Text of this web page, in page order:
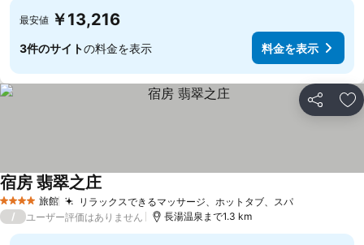
最安値 ￥13,216
3件のサイトの料金を表示 料金を表示
シェア お
4 ホテルのランク
旅館 リラックスできるマッサージ、ホットタブ、スパ料金を表示
宿房 翡翠之庄料金を表示
/ ユーザー評価はありません 長湯温泉まで1.3 km